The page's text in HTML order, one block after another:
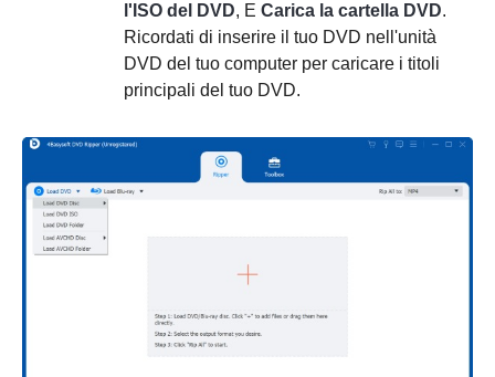
l'ISO del DVD, E Carica la cartella DVD.
Ricordati di inserire il tuo DVD nell'unità
DVD del tuo computer per caricare i titoli
principali del tuo DVD.